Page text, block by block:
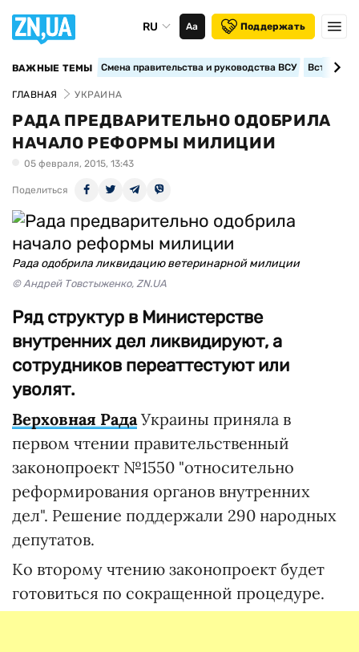
RU Аа Поддержать
ВАЖНЫЕ ТЕМЫ Смена правительства и руководства ВСУ
ГЛАВНАЯ УКРАИНА
РАДА ПРЕДВАРИТЕЛЬНО ОДОБРИЛА
НАЧАЛО РЕФОРМЫ МИЛИЦИИ
05 февраля, 2015, 13:43
Поделиться
Рада одобрила ликвидацию ветеринарной милиции
© Андрей Товстыженко, ZN.UA
Ряд структур в Министерстве
внутренних дел ликвидируют, а
сотрудников переаттестуют или
уволят.
Верховная РадаУкраины приняла в
первом чтении правительственный
законопроект №1550 "относительно
реформирования органов внутренних
дел". Решение поддержали 290 народных
депутатов.
Ко второму чтению законопроект будет
готовиться по сокращенной процедуре.